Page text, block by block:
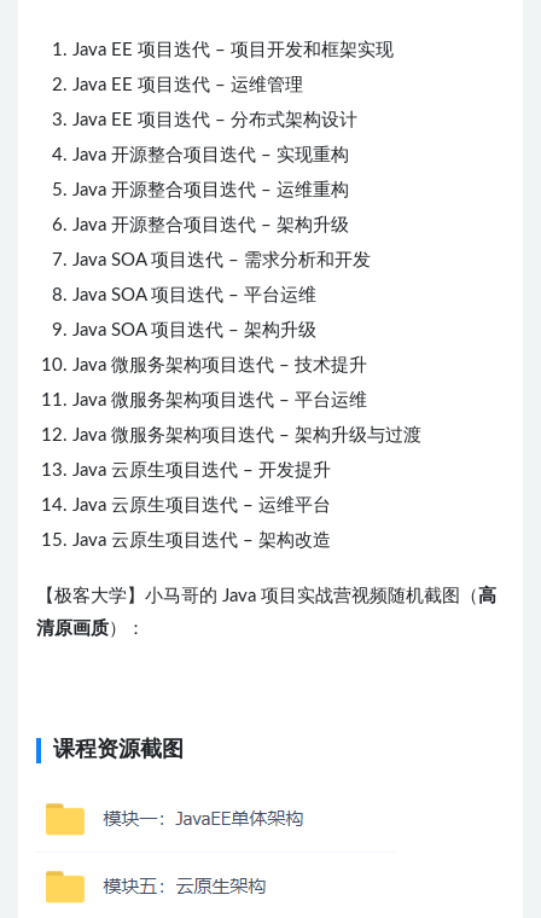
Java EE 项目迭代 – 项目开发和框架实现
Java EE 项目迭代 – 运维管理
Java EE 项目迭代 – 分布式架构设计
Java 开源整合项目迭代 – 实现重构
Java 开源整合项目迭代 – 运维重构
Java 开源整合项目迭代 – 架构升级
Java SOA 项目迭代 – 需求分析和开发
Java SOA 项目迭代 – 平台运维
Java SOA 项目迭代 – 架构升级
Java 微服务架构项目迭代 – 技术提升
Java 微服务架构项目迭代 – 平台运维
Java 微服务架构项目迭代 – 架构升级与过渡
Java 云原生项目迭代 – 开发提升
Java 云原生项目迭代 – 运维平台
Java 云原生项目迭代 – 架构改造
【极客大学】小马哥的 Java 项目实战营视频随机截图（ 高
清原画质）：
课程资源截图